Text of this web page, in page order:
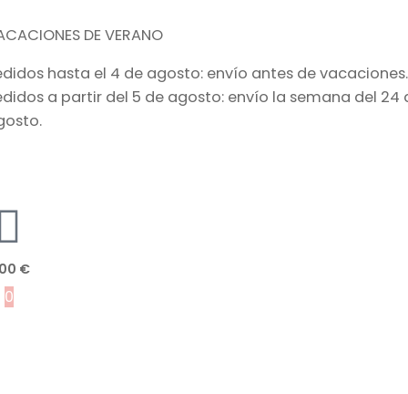
DE VERANO
hasta el 4 de agosto: envío antes de vacaciones.
a partir del 5 de agosto: envío la semana del 24
€
0